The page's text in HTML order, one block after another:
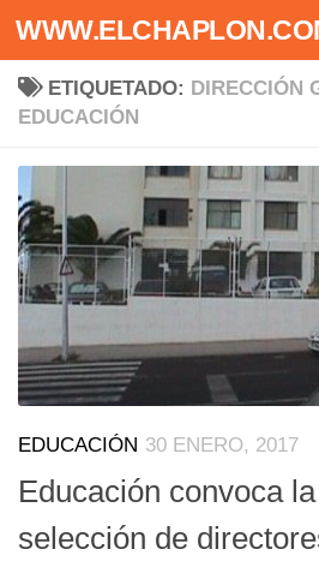
Saltar al contenido
ETIQUETADO: DIRECCIÓN
EDUCACIÓN
EDUCACIÓN 30 ENERO, 2017
Educación convoca
selección de